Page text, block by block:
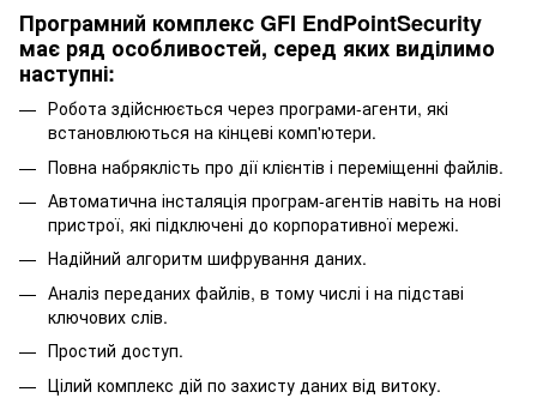
Програмний комплекс GFI EndPointSecurity
має ряд особливостей, серед яких виділимо
наступні:
Робота здійснюється через програми-агенти, які
встановлюються на кінцеві комп'ютери.
Повна набряклість про дії клієнтів і переміщенні файлів.
Автоматична інсталяція програм-агентів навіть на нові
пристрої, які підключені до корпоративної мережі.
Надійний алгоритм шифрування даних.
Аналіз переданих файлів, в тому числі і на підставі
ключових слів.
Простий доступ.
Цілий комплекс дій по захисту даних від витоку.